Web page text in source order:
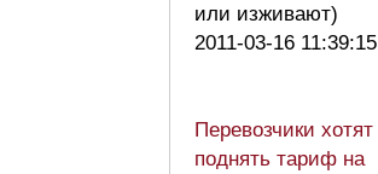
или изживают)
2011-03-16 11:39:15
Перевозчики хотят
поднять тариф на